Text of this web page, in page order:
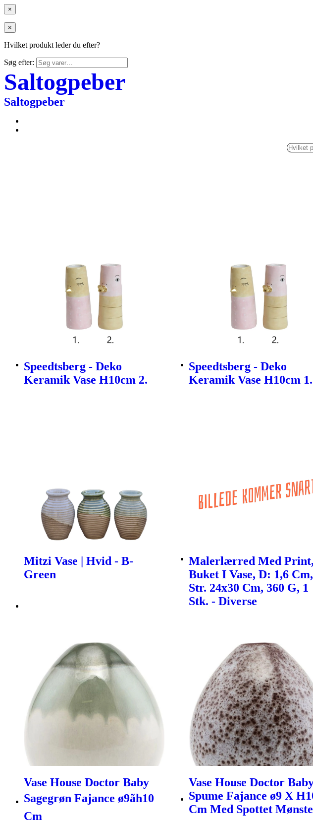
×
×
Hvilket produkt leder du efter?
Søg efter:
Saltogpeber
Saltogpeber
Speedtsberg - Deko
Keramik Vase H10cm 2.
Speedtsberg - Deko
Keramik Vase H10cm 1.
Mitzi Vase | Hvid - B-
Green
Malerlærred Med Print,
Buket I Vase, D: 1,6 Cm,
Str. 24x30 Cm, 360 G, 1
Stk. - Diverse
Vase House Doctor Baby
Sagegrøn Fajance ø9ãh10
Cm
Vase House Doctor
Spume Fajance ø9 X
Cm Med Spottet